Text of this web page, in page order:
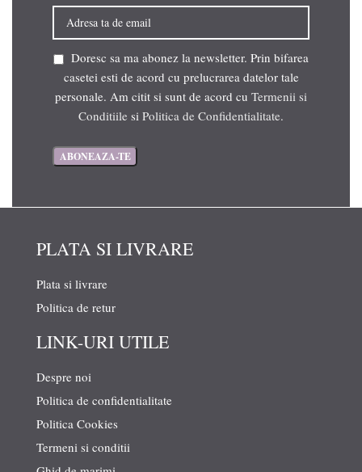
Doresc sa ma abonez la newsletter. Prin bifarea
casetei esti de acord cu prelucrarea datelor tale
personale. Am citit si sunt de acord cu Termenii si
Conditiile si Politica de Confidentialitate.
PLATA SI LIVRARE
Plata si livrare
Politica de retur
LINK-URI UTILE
Despre noi
Politica de confidentialitate
Politica Cookies
Termeni si conditii